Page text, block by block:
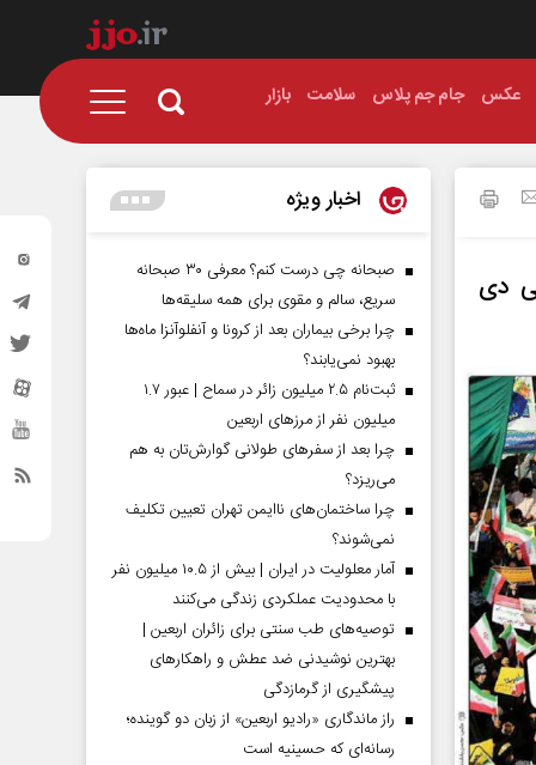
عکس جام جم پلاس سلامت بازار
۱۴۰۱ (عکس و پی دی
اخبار ویژه
صبحانه چی درست کنم؟ معرفی ۳۰ صبحانه
سریع، سالم و مقوی برای همه سلیقه‌ها
چرا برخی بیماران بعد از کرونا و آنفلوآنزا ماه‌ها
بهبود نمی‌یابند؟
ثبت‌نام ۲.۵ میلیون زائر در سماح | عبور ۱.۷
میلیون نفر از مرز‌های اربعین
چرا بعد از سفرهای طولانی گوارش‌تان به هم
می‌ریزد؟
چرا ساختمان‌های ناایمن تهران تعیین تکلیف
نمی‌شوند؟
آمار معلولیت در ایران | بیش از ۱۰.۵ میلیون نفر
با محدودیت عملکردی زندگی می‌کنند
توصیه‌های طب سنتی برای زائران اربعین |
بهترین نوشیدنی ضد عطش و راهکارهای
پیشگیری از گرمازدگی
راز ماندگاری «رادیو اربعین» از زبان دو گوینده؛
رسانه‌ای که حسینیه است